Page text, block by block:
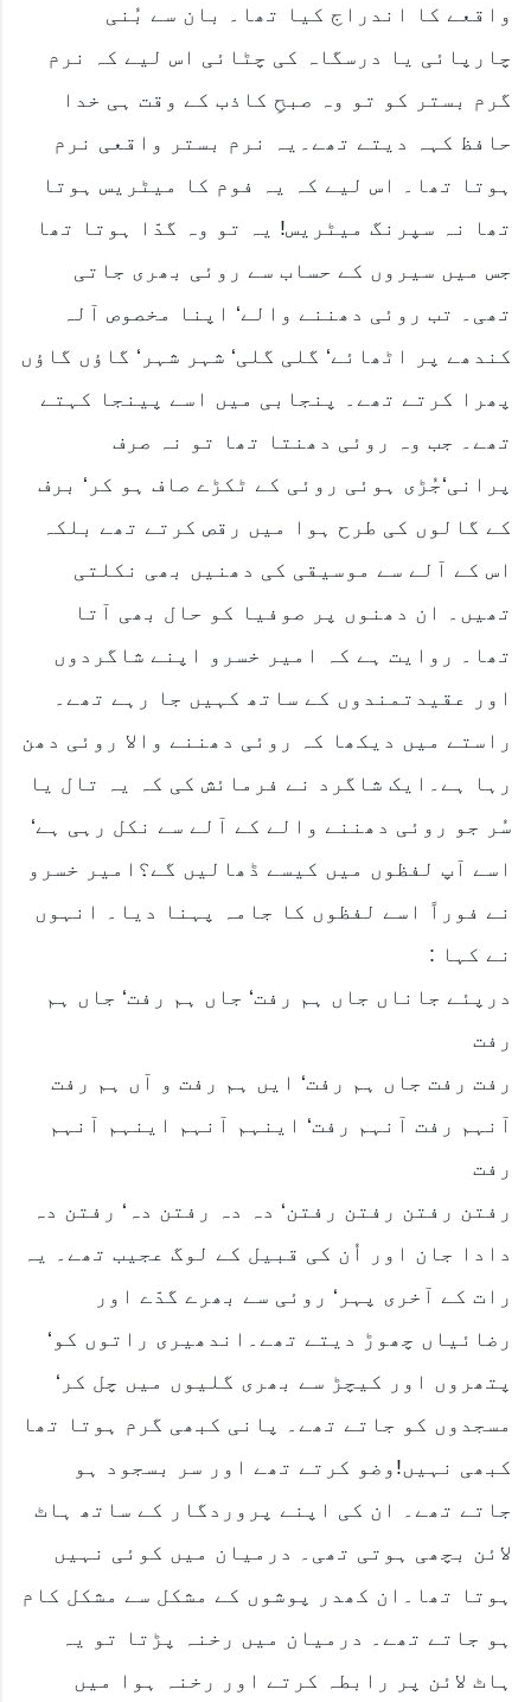
واقعے کا اندراج کیا تھا۔ بان سے بُنی
چارپائی یا درسگاہ کی چٹائی اس لیے کہ نرم
گرم بستر کو تو وہ صبحِ کاذب کے وقت ہی خدا
حافظ کہہ دیتے تھے۔یہ نرم بستر واقعی نرم
ہوتا تھا۔ اس لیے کہ یہ فوم کا میٹریس ہوتا
تھا نہ سپرنگ میٹریس! یہ تو وہ گدّا ہوتا تھا
جس میں سیروں کے حساب سے روئی بھری جاتی
تھی۔ تب روئی دھننے والے‘ اپنا مخصوص آلہ
کندھے پر اٹھائے‘ گلی گلی‘ شہر شہر‘ گاؤں گاؤں
پھرا کرتے تھے۔ پنجابی میں اسے پینجا کہتے
تھے۔ جب وہ روئی دھنتا تھا تو نہ صرف
پرانی‘جُڑی ہوئی روئی کے ٹکڑے صاف ہو کر‘ برف
کے گالوں کی طرح ہوا میں رقص کرتے تھے بلکہ
اس کے آلے سے موسیقی کی دھنیں بھی نکلتی
تھیں۔ ان دھنوں پر صوفیا کو حال بھی آتا
تھا۔ روایت ہے کہ امیر خسرو اپنے شاگردوں
اور عقیدتمندوں کے ساتھ کہیں جا رہے تھے۔
راستے میں دیکھا کہ روئی دھننے والا روئی دھن
رہا ہے۔ایک شاگرد نے فرمائش کی کہ یہ تال یا
سُر جو روئی دھننے والے کے آلے سے نکل رہی ہے‘
اسے آپ لفظوں میں کیسے ڈھالیں گے؟امیر خسرو
نے فوراً اسے لفظوں کا جامہ پہنا دیا۔ انہوں
نے کہا :
درپئے جاناں جاں ہم رفت‘ جاں ہم رفت‘ جاں ہم
رفت
رفت رفت جاں ہم رفت‘ ایں ہم رفت و آں ہم رفت
آنہم رفت آنہم رفت‘ اینہم آنہم اینہم آنہم
رفت
رفتن رفتن رفتن رفتن‘ دہ دہ رفتن دہ‘ رفتن دہ
دادا جان اور اُن کی قبیل کے لوگ عجیب تھے۔ یہ
رات کے آخری پہر‘ روئی سے بھرے گدّے اور
رضائیاں چھوڑ دیتے تھے۔اندھیری راتوں کو‘
پتھروں اور کیچڑ سے بھری گلیوں میں چل کر‘
مسجدوں کو جاتے تھے۔ پانی کبھی گرم ہوتا تھا
کبھی نہیں!وضو کرتے تھے اور سر بسجود ہو
جاتے تھے۔ ان کی اپنے پروردگار کے ساتھ ہاٹ
لائن بچھی ہوتی تھی۔ درمیان میں کوئی نہیں
ہوتا تھا۔ان کھدر پوشوں کے مشکل سے مشکل کام
ہو جاتے تھے۔ درمیان میں رخنہ پڑتا تو یہ
ہاٹ لائن پر رابطہ کرتے اور رخنہ ہوا میں